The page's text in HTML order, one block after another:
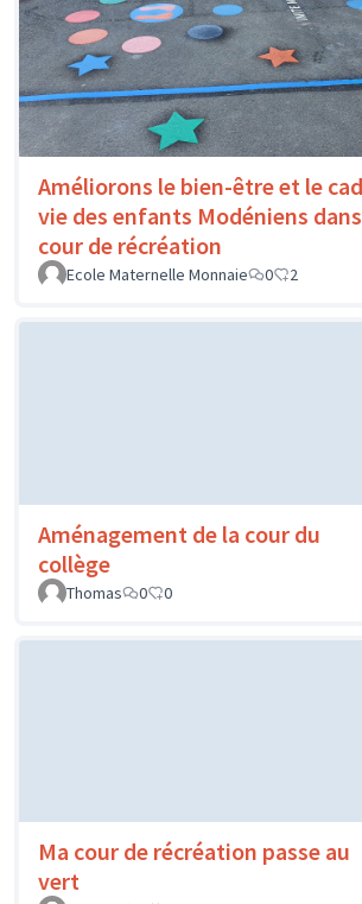
Améliorons le bien-être et le
vie des enfants Modéniens
cour de récréation
Ecole Maternelle Monnaie 0 2
Aménagement de la cour du
collège
Thomas
0 0
Ma cour de récréation passe au
vert